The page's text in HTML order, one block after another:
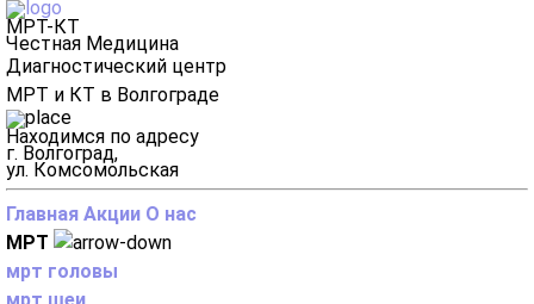
МРТ-КТ
Честная Медицина
Диагностический центр
МРТ и КТ в Волгограде
Находимся по адресу
г. Волгоград,
ул. Комсомольская
Главная Акции О нас
МРТ
мрт головы